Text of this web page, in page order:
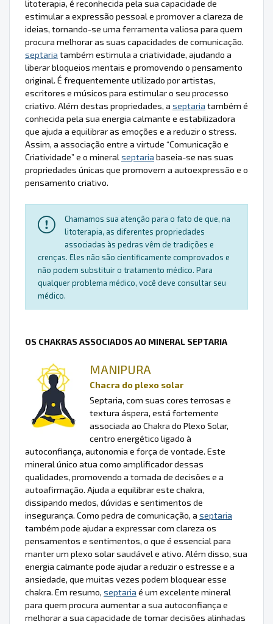
litoterapia, é reconhecida pela sua capacidade de
estimular a expressão pessoal e promover a clareza de
ideias, tornando-se uma ferramenta valiosa para quem
procura melhorar as suas capacidades de comunicação.
septaria também estimula a criatividade, ajudando a
liberar bloqueios mentais e promovendo o pensamento
original. É frequentemente utilizado por artistas,
escritores e músicos para estimular o seu processo
criativo. Além destas propriedades, a septaria também é
conhecida pela sua energia calmante e estabilizadora
que ajuda a equilibrar as emoções e a reduzir o stress.
Assim, a associação entre a virtude “Comunicação e
Criatividade” e o mineral septaria baseia-se nas suas
propriedades únicas que promovem a autoexpressão e o
pensamento criativo.
Chamamos sua atenção para o fato de que, na
litoterapia, as diferentes propriedades
associadas às pedras vêm de tradições e
crenças. Eles não são cientificamente comprovados e
não podem substituir o tratamento médico. Para
qualquer problema médico, você deve consultar seu
médico.
OS CHAKRAS ASSOCIADOS AO MINERAL SEPTARIA
MANIPURA
Chacra do plexo solar
Septaria, com suas cores terrosas e
textura áspera, está fortemente
associada ao Chakra do Plexo Solar,
centro energético ligado à
autoconfiança, autonomia e força de vontade. Este
mineral único atua como amplificador dessas
qualidades, promovendo a tomada de decisões e a
autoafirmação. Ajuda a equilibrar este chakra,
dissipando medos, dúvidas e sentimentos de
insegurança. Como pedra de comunicação, a septaria
também pode ajudar a expressar com clareza os
pensamentos e sentimentos, o que é essencial para
manter um plexo solar saudável e ativo. Além disso, sua
energia calmante pode ajudar a reduzir o estresse e a
ansiedade, que muitas vezes podem bloquear esse
chakra. Em resumo, septaria é um excelente mineral
para quem procura aumentar a sua autoconfiança e
melhorar a sua capacidade de tomar decisões alinhadas